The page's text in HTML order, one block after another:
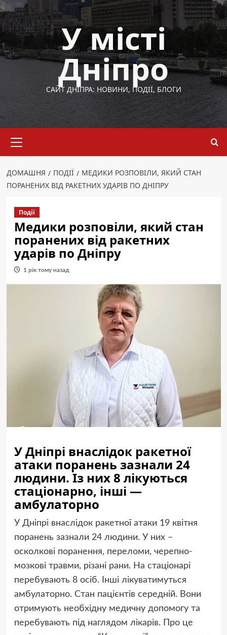
Перейти
до
вмісту
У місті
Дніпро
САЙТ ДНІПРА: НОВИНИ, ПОДІЇ, БЛОГИ
меню
ДОМАШНЯ ПОДІЇ
МЕДИКИ РОЗПОВІЛИ, ЯКИЙ СТАН
ПОРАНЕНИХ ВІД РАКЕТНИХ УДАРІВ ПО ДНІПРУ
Події
Медики розповіли, який стан
поранених від ракетних
ударів по Дніпру
1 рік тому назад
У Дніпрі внаслідок ракетної
атаки поранень зазнали 24
людини. Із них 8 лікуються
стаціонарно, інші —
амбулаторно
У Дніпрі внаслідок ракетної атаки 19 квітня
поранень зазнали 24 людини. У них –
осколкові поранення, переломи, черепно-
мозкові травми, різані рани. На стаціонарі
перебувають 8 осіб. Інші лікуватимуться
амбулаторно. Стан пацієнтів середній. Вони
отримують необхідну медичну допомогу та
перебувають під наглядом лікарів. Про це